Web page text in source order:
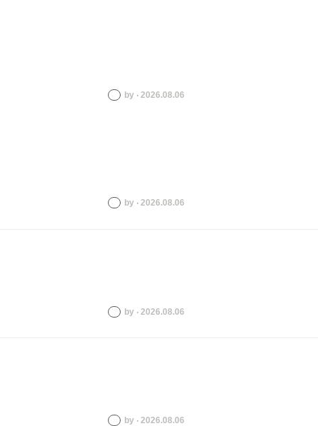
by ‧ 2026.08.06
by ‧ 2026.08.06
by ‧ 2026.08.06
by ‧ 2026.08.06